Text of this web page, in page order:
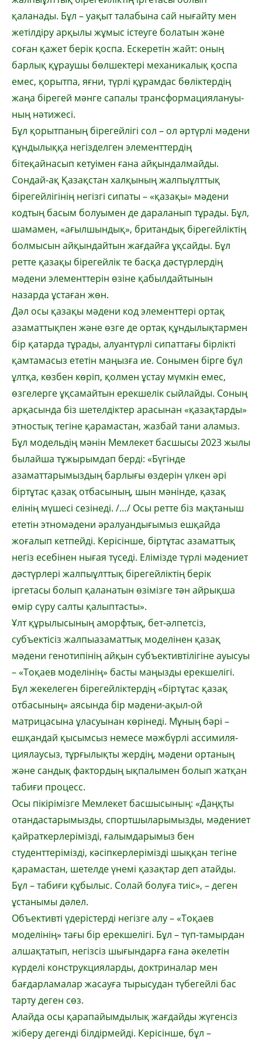
қаланады. Бұл – уақыт талабына сай ны­ғайту мен
жетілдіру арқылы жұмыс істеу­ге болатын және
соған қажет берік қоспа. Ескеретін жайт: оның
барлық құраушы бөл­шектері механикалық қоспа
емес, қорытпа, яғни, түрлі құрамдас бөліктердің
жаңа біре­гей мәнге сапалы трансформация­лануы­
ның нәтижесі.
Бұл қорытпаның бірегейлігі сол – ол әр­түрлі мәдени
құндылыққа негізделген эле­менттердің
бітеқайнасып кетуімен ғана ай­қындалмайды.
Сондай-ақ Қазақстан хал­қы­ның жалпыұлттық
бірегейлігінің негізгі сипаты – «қазақы» мәдени
кодтың басым болуымен де дараланып тұрады. Бұл,
шама­мен, «ағылшындық», британдық бірегейлік­тің
болмысын айқындайтын жағдайға ұқ­сайды. Бұл
ретте қазақы бірегейлік те басқа дәстүрлердің
мәдени элементтерін өзіне қабылдайтынын
назарда ұстаған жөн.
Дәл осы қазақы мәдени код элементтері ортақ
азаматтықпен және өзге де ортақ құн­дылықтармен
бір қатарда тұрады, алуантүрлі сипаттағы бірлікті
қамтамасыз ететін маңыз­ға ие. Сонымен бірге бұл
ұлтқа, көзбен көріп, қолмен ұстау мүмкін емес,
өзгелерге ұқса­майтын ерекшелік сыйлайды. Соның
арқа­сында біз шетелдіктер арасынан «қазақ­тарды»
этностық тегіне қарамастан, жазбай тани аламыз.
Бұл модельдің мәнін Мемлекет басшысы 2023 жылы
былайша тұжырымдап берді: «Бү­гінде
азаматтарымыздың барлығы өзде­рін үлкен әрі
біртұтас қазақ отбасының, шын мәнінде, қазақ
елінің мүшесі сезінеді. /…/ Осы ретте біз мақтаныш
ететін этномә­дени әралуандығымыз ешқайда
жоғалып кет­пейді. Керісінше, біртұтас азаматтық
не­гіз есебінен нығая түседі. Елімізде түрлі мә­дениет
дәстүрлері жалпыұлттық біре­гейліктің берік
іргетасы болып қаланатын өзімізге тән айрықша
өмір сүру салты қа­лыптасты».
Ұлт құрылысының аморфтық, бет-әл­петсіз,
субъектісіз жалпыазаматтық моде­лі­нен қазақ
мәдени генотипінің айқын субъек­тивтілігіне ауысуы
– «Тоқаев моделінің» басты маңызды ерекшелігі.
Бұл жекелеген бірегейліктердің «біртұтас қазақ
отбасының» аясында бір мәдени-ақыл-ой
матрицасына ұласуынан көрінеді. Мұның бәрі –
ешқандай қы­сымсыз немесе мәжбүрлі ассимиля­
ция­лаусыз, тұрғылықты жердің, мәдени орта­ның
және сандық фактордың ықпалы­мен болып жатқан
табиғи процесс.
Осы пікірімізге Мемлекет басшысының: «Даңқты
отандастарымызды, спортшы­лары­мызды, мәдениет
қайраткерлерімізді, ғалым­дарымыз бен
студенттерімізді, кәсіп­кер­лері­мізді шыққан тегіне
қарамастан, шетелде үне­мі қазақтар деп атайды.
Бұл – табиғи құ­былыс. Солай болуға тиіс», – деген
ұстаны­мы дәлел.
Объективті үдерістерді негізге алу – «Тоқаев
моделінің» тағы бір ерекшелігі. Бұл – түп-тамырдан
алшақтатып, негізсіз шығын­дар­ға ғана әкелетін
күрделі конструкция­лар­ды, доктриналар мен
бағдарламалар жа­сауға тырысудан түбегейлі бас
тарту деген сөз.
Алайда осы қарапайымдылық жағдайды жүгенсіз
жіберу дегенді білдірмейді. Кері­сінше, бұл –